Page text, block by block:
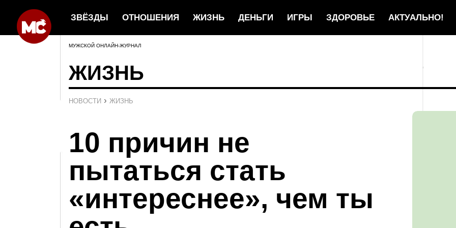
ЗВЁЗДЫ ОТНОШЕНИЯ ЖИЗНЬ ДЕНЬГИ ИГРЫ ЗДОРОВЬЕ АКТУАЛЬНО!
МУЖСКОЙ ОНЛАЙН-ЖУРНАЛ
ЖИЗНЬ
НОВОСТИ › ЖИЗНЬ
10 причин не
пытаться стать
«интереснее», чем ты